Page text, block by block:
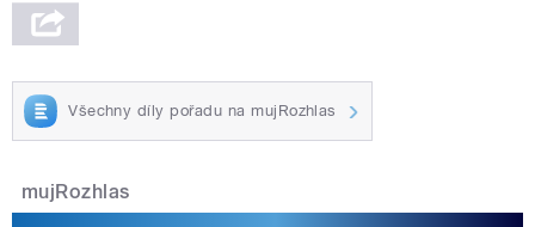
Všechny díly pořadu na mujRozhlas
mujRozhlas